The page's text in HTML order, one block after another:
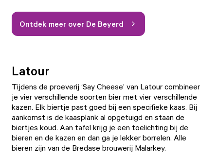
Ontdek meer over De Beyerd
Latour
Tijdens de proeverij ‘Say Cheese’ van Latour combineer
je vier verschillende soorten bier met vier verschillende
kazen. Elk biertje past goed bij een specifieke kaas. Bij
aankomst is de kaasplank al opgetuigd en staan de
biertjes koud. Aan tafel krijg je een toelichting bij de
bieren en de kazen en dan ga je lekker borrelen. Alle
bieren zijn van de Bredase brouwerij Malarkey.